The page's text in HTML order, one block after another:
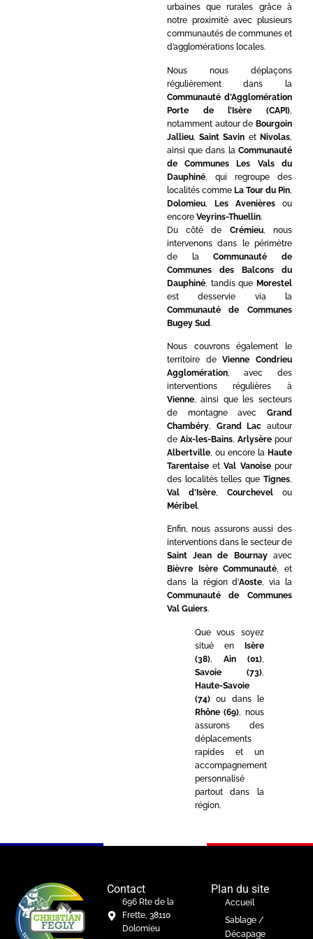
urbaines que rurales grâce à
notre proximité avec plusieurs
communautés de communes et
d’agglomérations locales.
Nous nous déplaçons
régulièrement dans la
Communauté d’Agglomération
Porte de l’Isère (CAPI)
notamment autour de Bourgoin
Jallieu,Saint Savin et Nivolas
ainsi que dans la Communauté
de Communes Les Vals du
Dauphiné, qui regroupe des
localités comme La Tour du Pin
Dolomieu, Les Avenièresou
encore Veyrins-Thuellin.
Du côté de Crémieu, nous
intervenons dans le périmètre
de laCommunauté de
Communes des Balcons du
Dauphiné, tandis que Morestel
est desservie via la
Communauté de Communes
Bugey Sud.
Nous couvrons également le
territoire deVienne Condrieu
Agglomération, avec des
interventions régulières à
Vienne, ainsi que les secteurs
de montagne avec Grand
Chambéry, Grand Lac autour
de Aix-les-Bains, Arlysèrepour
Albertville, ou encore la Haute
TarentaiseetVal Vanoisepour
des localités telles que Tignes,
Val d’Isère, Courchevelou
Méribel.
Enfin, nous assurons aussi des
interventions dans le secteur de
Saint Jean de Bournayavec
Bièvre Isère Communauté, et
dans la région d’Aoste, via la
Communauté de Communes
Val Guiers.
Que vous soyez
situé en Isère
(38), Ain (01)
Savoie (73)
Haute-Savoie
(74)ou dans le
Rhône (69) , nous
assurons des
déplacements
rapides et un
accompagnement
personnalisé
partout dans la
région.
Contact
696 Rte de la
Frette, 38110
Dolomieu
Plan du site
Accueil
Sablage /
Décapage